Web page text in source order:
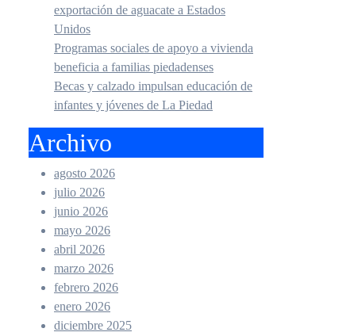
exportación de aguacate a Estados
Unidos
Programas sociales de apoyo a vivienda
beneficia a familias piedadenses
Becas y calzado impulsan educación de
infantes y jóvenes de La Piedad
Archivo
agosto 2026
julio 2026
junio 2026
mayo 2026
abril 2026
marzo 2026
febrero 2026
enero 2026
diciembre 2025